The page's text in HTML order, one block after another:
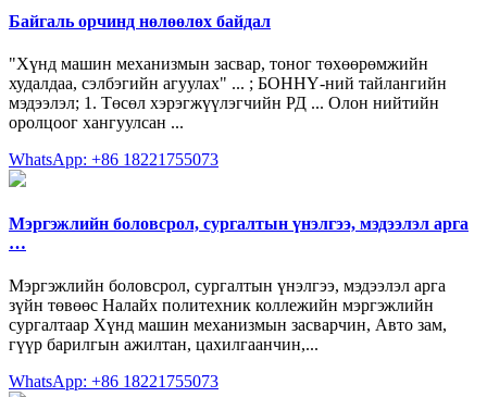
Байгаль орчинд нөлөөлөх байдал
"Хүнд машин механизмын засвар, тоног төхөөрөмжийн
худалдаа, сэлбэгийн агуулах" ... ; БОННҮ-ний тайлангийн
мэдээлэл; 1. Төсөл хэрэгжүүлэгчийн РД ... Олон нийтийн
оролцоог хангуулсан ...
WhatsApp: +86 18221755073
Мэргэжлийн боловсрол, сургалтын үнэлгээ, мэдээлэл арга
…
Мэргэжлийн боловсрол, сургалтын үнэлгээ, мэдээлэл арга
зүйн төвөөс Налайх политехник коллежийн мэргэжлийн
сургалтаар Хүнд машин механизмын засварчин, Авто зам,
гүүр барилгын ажилтан, цахилгаанчин,...
WhatsApp: +86 18221755073